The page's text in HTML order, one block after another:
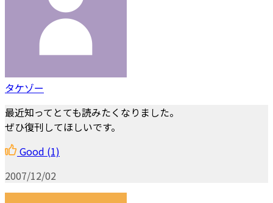
タケゾー
最近知ってとても読みたくなりました。
ぜひ復刊してほしいです。
Good (1)
2007/12/02